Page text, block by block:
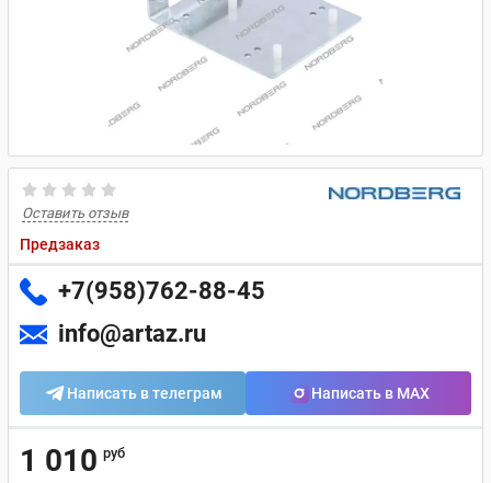
Оставить отзыв
Предзаказ
+7(958)762-88-45
info@artaz.ru
Написать в телеграм Написать в MAX
1 010 руб